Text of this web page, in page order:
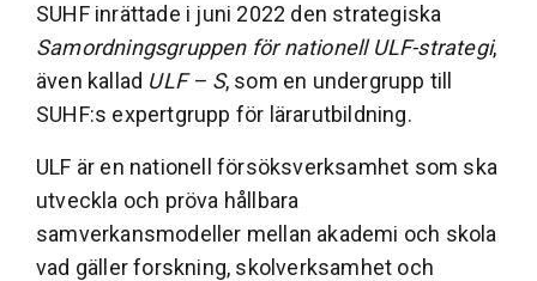
SUHF inrättade i juni 2022 den strategiska
Samordningsgruppen för nationell ULF-strategi,
även kallad ULF – S, som en undergrupp till
SUHF:s expertgrupp för lärarutbildning.
ULF är en nationell försöksverksamhet som ska
utveckla och pröva hållbara
samverkansmodeller mellan akademi och skola
vad gäller forskning, skolverksamhet och